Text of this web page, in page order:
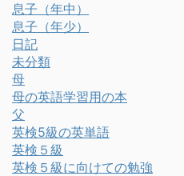
息子（年中）
息子（年少）
日記
未分類
母
母の英語学習用の本
父
英検5級の英単語
英検５級
英検５級に向けての勉強